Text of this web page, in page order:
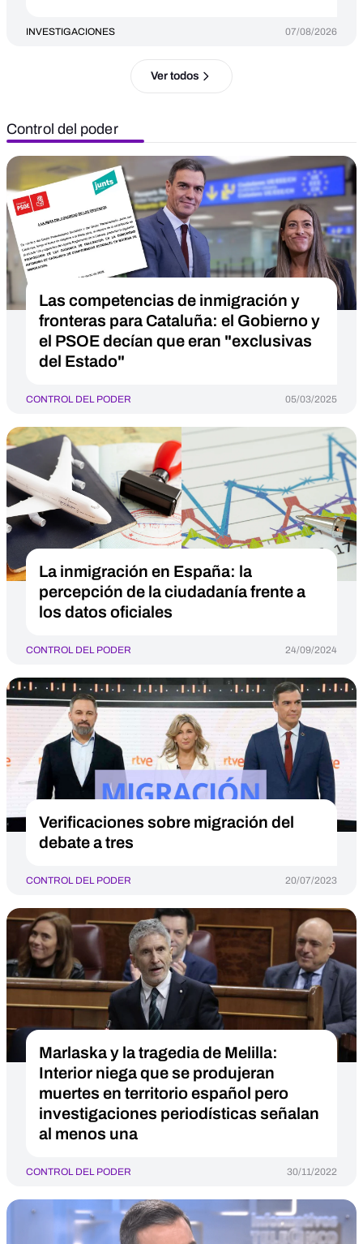
INVESTIGACIONES 07/08/2026
Ver todos
Control del poder
Las competencias de inmigración y
fronteras para Cataluña: el Gobierno y
el PSOE decían que eran "exclusivas
del Estado"
CONTROL DEL PODER 05/03/2025
La inmigración en España: la
percepción de la ciudadanía frente a
los datos oficiales
CONTROL DEL PODER 24/09/2024
Verificaciones sobre migración del
debate a tres
CONTROL DEL PODER 20/07/2023
Marlaska y la tragedia de Melilla:
Interior niega que se produjeran
muertes en territorio español pero
investigaciones periodísticas señalan
al menos una
CONTROL DEL PODER 30/11/2022